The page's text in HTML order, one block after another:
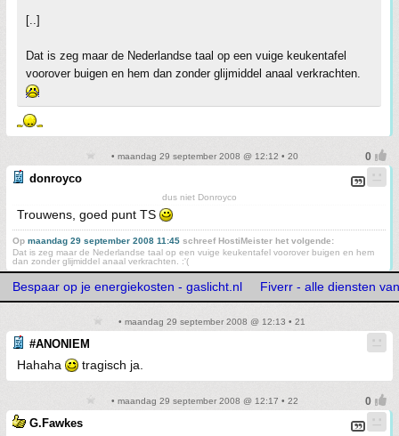
[..]
Dat is zeg maar de Nederlandse taal op een vuige keukentafel
voorover buigen en hem dan zonder glijmiddel anaal verkrachten.
• maandag 29 september 2008 @ 12:12 • 20
donroyco
dus niet Donroyco
Trouwens, goed punt TS
Op maandag 29 september 2008 11:45 schreef HostiMeister het volgende:
Dat is zeg maar de Nederlandse taal op een vuige keukentafel voorover buigen en hem
dan zonder glijmiddel anaal verkrachten. :'(
Bespaar op je energiekosten - gaslicht.nl Fiverr - alle diensten
• maandag 29 september 2008 @ 12:13 • 21
#ANONIEM
Hahaha tragisch ja.
• maandag 29 september 2008 @ 12:17 • 22
G.Fawkes